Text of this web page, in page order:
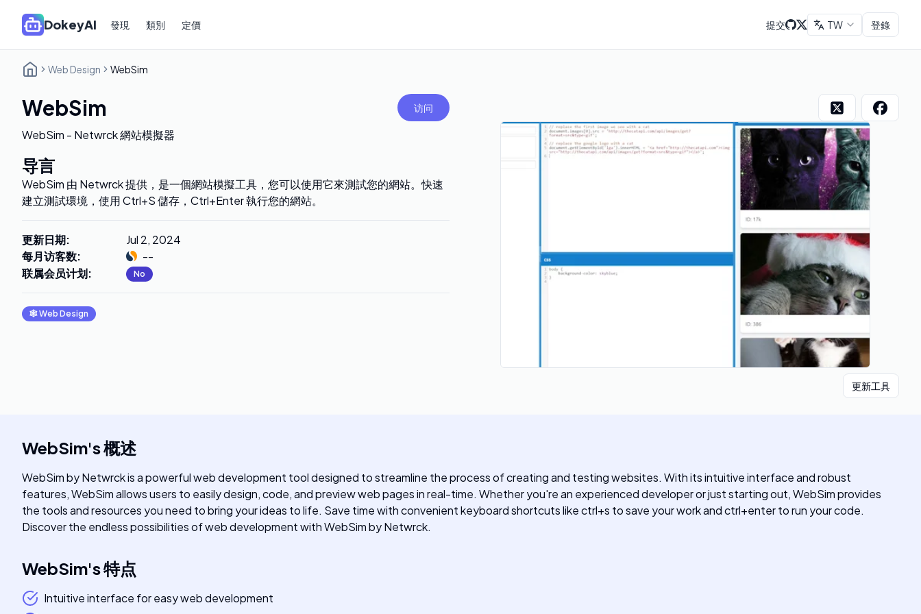
DokeyAI 發現 類別 定價 提交 TW 登錄
Web Design WebSim
WebSim 访问
WebSim - Netwrck 網站模擬器
导言
WebSim 由 Netwrck 提供，是一個網站模擬工具，您可以使用它來測試您的網站。快速
建立測試環境，使用 Ctrl+S 儲存，Ctrl+Enter 執行您的網站。
更新日期:
Jul 2, 2024
每月访客数:
--
联属会员计划: No
🕸Web Design
更新工具
WebSim's概述
WebSim by Netwrck is a powerful web development tool designed to streamline the process of creating and testing websites. With its intuitive interface and robust
features, WebSim allows users to easily design, code, and preview web pages in real-time. Whether you're an experienced developer or just starting out, WebSim provides
the tools and resources you need to bring your ideas to life. Save time with convenient keyboard shortcuts like ctrl+s to save your work and ctrl+enter to run your code.
Discover the endless possibilities of web development with WebSim by Netwrck.
WebSim's特点
Intuitive interface for easy web development